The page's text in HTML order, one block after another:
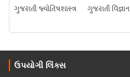
ગુજરાતી જ્યોતિષશાસ્ત્ર
ગુજરાતી વિજ્ઞાન
ઉપયોગી લિંક્સ